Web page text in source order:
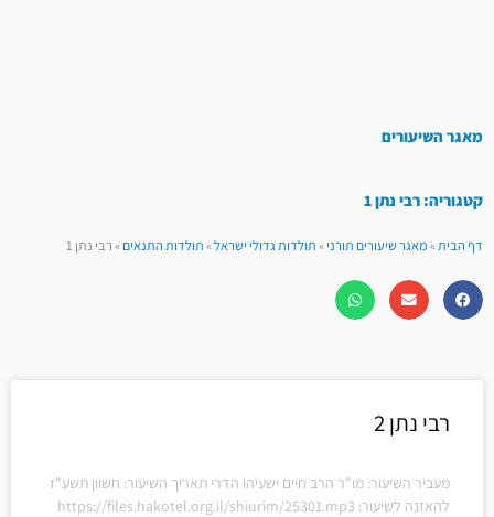
מאגר השיעורים
קטגוריה: רבי נתן 1
דף הבית»מאגר שיעורים תורני»תולדות גדולי ישראל»תולדות התנאים»רבי נתן 1
רבי נתן 2
מעביר השיעור: מו"ר הרב חיים ישעיהו הדרי תאריך השיעור: חשוון תשע"ז
להאזנה לשיעור: https://files.hakotel.org.il/shiurim/25301.mp3